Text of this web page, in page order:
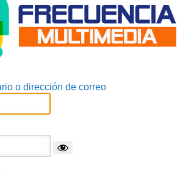
o dirección de correo